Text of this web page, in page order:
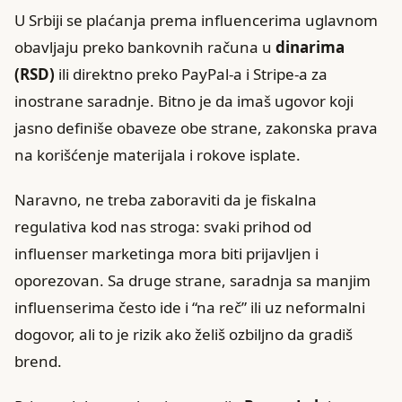
U Srbiji se plaćanja prema influencerima uglavnom
obavljaju preko bankovnih računa u dinarima
(RSD) ili direktno preko PayPal-a i Stripe-a za
inostrane saradnje. Bitno je da imaš ugovor koji
jasno definiše obaveze obe strane, zakonska prava
na korišćenje materijala i rokove isplate.
Naravno, ne treba zaboraviti da je fiskalna
regulativa kod nas stroga: svaki prihod od
influenser marketinga mora biti prijavljen i
oporezovan. Sa druge strane, saradnja sa manjim
influenserima često ide i “na reč” ili uz neformalni
dogovor, ali to je rizik ako želiš ozbiljno da gradiš
brend.